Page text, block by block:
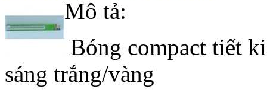
Mô tả:
Bóng compact tiết
sáng trắng/vàng